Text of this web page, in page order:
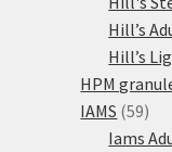
Hill’s
Hill’s
HPM
IAMS 5959
Iams